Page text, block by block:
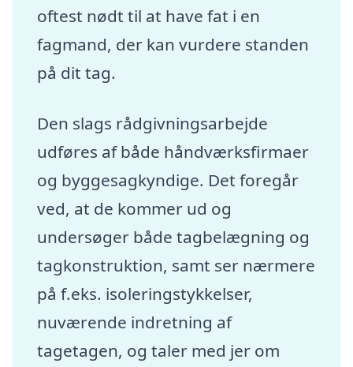
oftest nødt til at have fat i en
fagmand, der kan vurdere standen
på dit tag.
Den slags rådgivningsarbejde
udføres af både håndværksfirmaer
og byggesagkyndige. Det foregår
ved, at de kommer ud og
undersøger både tagbelægning og
tagkonstruktion, samt ser nærmere
på f.eks. isoleringstykkelser,
nuværende indretning af
tagetagen, og taler med jer om